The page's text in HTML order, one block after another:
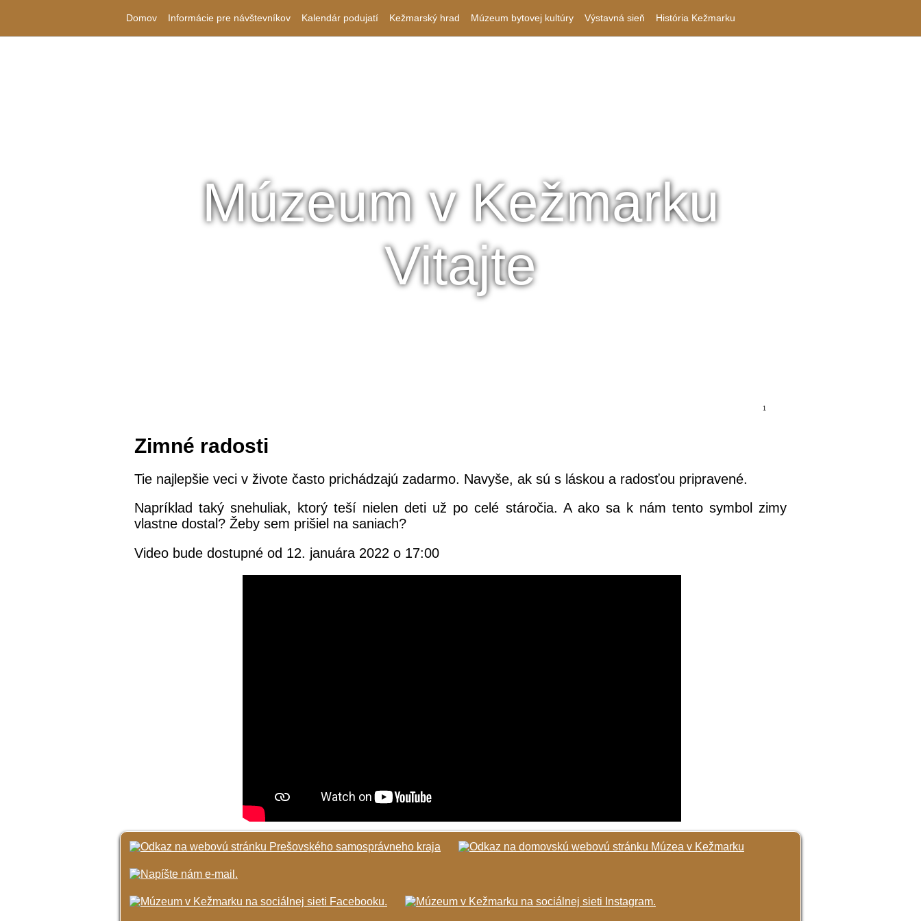
Domov Informácie pre návštevníkov Kalendár podujatí Kežmarský hrad Múzeum bytovej kultúry Výstavná sieň História Kežmarku
1
Múzeum v Kežmarku
Vitajte
Kežmarský hrad
Zimné radosti
Tie najlepšie veci v živote často prichádzajú zadarmo. Navyše, ak sú s láskou a radosťou pripravené.
Napríklad taký snehuliak, ktorý teší nielen deti už po celé stáročia. A ako sa k nám tento symbol zimy
vlastne dostal? Žeby sem prišiel na saniach?
Video bude dostupné od 12. januára 2022 o 17:00